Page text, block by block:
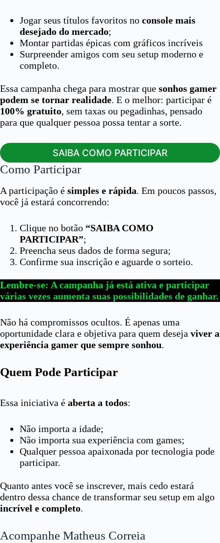
Jogar seus títulos favoritos no console mais
desejado do mercado;
Montar partidas épicas com gráficos incríveis
Surpreender amigos com seu setup moderno e
completo.
Essa campanha chega para mostrar que sonhos gamer
podem se tornar realidade. E o melhor: participar é
100% gratuito, sem taxas ou pegadinhas, pensado
para que qualquer pessoa possa tentar a sorte.
SAIBA COMO PARTICIPAR
Como Participar
A participação é simples e rápida. Em poucos passos,
você já estará concorrendo:
Clique no botão “SAIBA COMO
PARTICIPAR”;
Preencha seus dados de forma segura;
Confirme sua inscrição e aguarde o sorteio.
Lembre-se: A campanha já está ativa e participar
várias vezes aumenta suas possibilidades de ganhar.
Não há compromissos ocultos. É apenas uma
oportunidade clara e objetiva para quem deseja viver a
experiência gamer que sempre sonhou.
Quem Pode Participar
Essa iniciativa é aberta a todos:
Não importa a idade;
Não importa sua experiência com games;
Qualquer pessoa apaixonada por tecnologia pode
participar.
Quanto antes você se inscrever, mais cedo estará
dentro dessa chance de transformar seu setup em algo
incrível e completo.
Acompanhe Matheus Correia